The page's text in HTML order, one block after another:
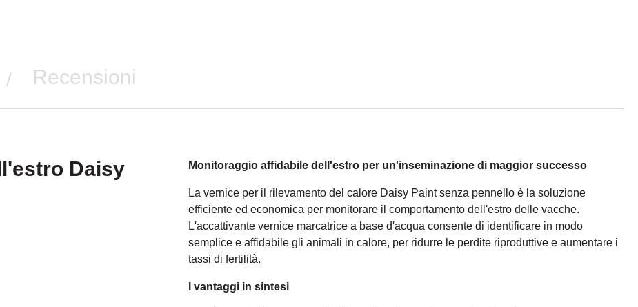
/ Recensioni
Daisy
Monitoraggio affidabile dell'estro per un'inseminazione di maggior successo
La vernice per il rilevamento del calore Daisy Paint senza pennello è la soluzione
efficiente ed economica per monitorare il comportamento dell'estro delle vacche.
L'accattivante vernice marcatrice a base d'acqua consente di identificare in modo
semplice e affidabile gli animali in calore, per ridurre le perdite riproduttive e aumentare i
tassi di fertilità.
I vantaggi in sintesi